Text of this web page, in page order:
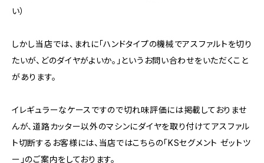
い）
しかし当店では、まれに「ハンドタイプの機械でアスファルトを切り
たいが、どのダイヤがよいか。」というお問い合わせをいただくこと
があります。
イレギュラーなケースですので切れ味評価には掲載しておりませ
んが、道路カッター以外のマシンにダイヤを取り付けてアスファル
ト切断するお客様には、当店ではこちらの「KSセグメント ゼットツ
ー」のご案内をしております。